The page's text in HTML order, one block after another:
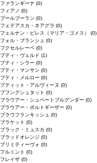
ファランギーナ (0)
フィアノ (0)
ブールブーラン (0)
フェテアスカ・ネアグラ (0)
フェルナン・ピレス（マリア・ゴメス） (0)
フォル・ブランシュ (0)
フクセルレーベ (0)
プティ・ヴェルド (1)
プティ・シラー (0)
プティ・マンサン (0)
プティ・メルロー (0)
プティット・アルヴィーヌ (0)
プフングシュタット (0)
ブラウアー・シュペートブルグンダー (0)
ブラウアー・ポルトギーザー (0)
ブラウフランキッシュ (0)
ブラケット (0)
ブラック・ミュスカ (0)
ブラッドオレンジ (0)
プリミティーヴォ (0)
フルミント (0)
フレイザ (0)